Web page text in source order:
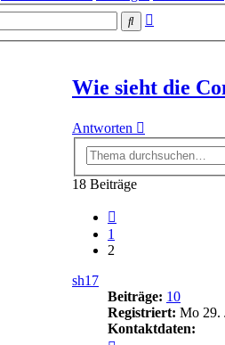
Suche
Wie sieht die
Antworten
18 Beiträge
1
2
sh17
Beiträge: 10
Registriert: Mo 29.
Kontaktdaten: